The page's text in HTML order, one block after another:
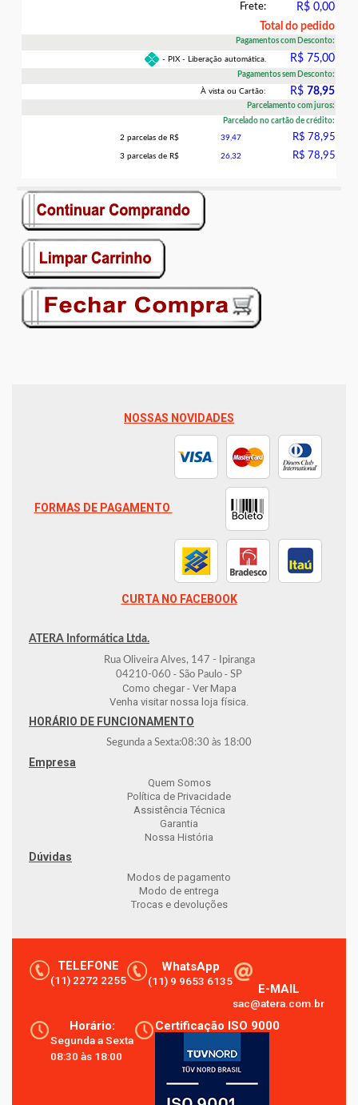
Frete:
R$ 0,00
Total do pedido
Pagamentos com Desconto:
- PIX - Liberação automática. R$ 75,00
Pagamentos sem Desconto:
À vista ou Cartão: R$ 78,95
Parcelamento com juros:
Parcelado no cartão de crédito:
2 parcelas de R$ 39,47 R$ 78,95
3 parcelas de R$ 26,32 R$ 78,95
NOSSAS NOVIDADES
FORMAS DE PAGAMENTO
CURTA NO FACEBOOK
ATERA Informática Ltda.
Rua Oliveira Alves, 147 - Ipiranga
04210-060 - São Paulo - SP
Como chegar - Ver Mapa
Venha visitar nossa loja física.
HORÁRIO DE FUNCIONAMENTO
Segunda a Sexta:08:30 às 18:00
Empresa
Quem Somos
Política de Privacidade
Assistência Técnica
Garantia
Nossa História
Dúvidas
Modos de pagamento
Modo de entrega
Trocas e devoluções
TELEFONE
(11) 2272 2255
WhatsApp
(11) 9 9653 6135
E-MAIL
sac@atera.com.br
Horário:
Segunda a Sexta
08:30 às 18:00
Certificação ISO 9000